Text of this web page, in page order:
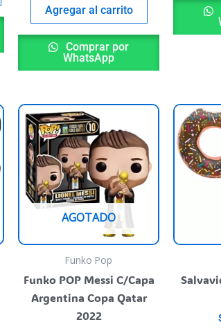
productoAgregar al carrito
Comprar por
WhatsApp
Este
producto
tiene
varias
variantes.
se
elegir
AGOTADO
Funko Pop
Funko POP Messi C/Capa
Argentina Copa Qatar
2022